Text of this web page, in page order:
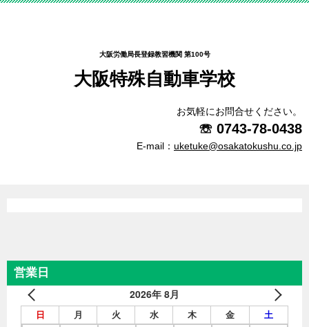
大阪労働局長登録教習機関 第100号
大阪特殊自動車学校
お気軽にお問合せください。
☏ 0743-78-0438
E-mail： uketuke@osakatokushu.co.jp
営業日
2026年 8月
日 月 火 水 木 金 土